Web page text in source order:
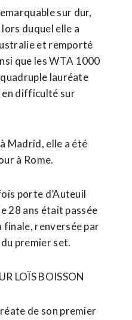
sur dur,
duquel elle a
et remporté
que les WTA 1000
lauréate
en difficulté sur
Madrid, elle a été
à Rome.
porte d’Auteuil
28 ans était passée
finale, renversée par
premier set.
LOÏS BOISSON
de son premier